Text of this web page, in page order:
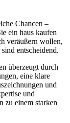
Chancen –
ein haus kaufen
veräußern wollen,
entscheidend.
überzeugt durch
eine klare
und
und
zu einem starken